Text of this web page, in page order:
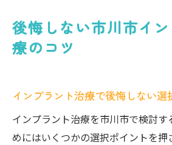
後悔しない市川市イ
療のコツ
インプラント治療で後悔しない選
インプラント治療を市川市で検討
めにはいくつかの選択ポイントを